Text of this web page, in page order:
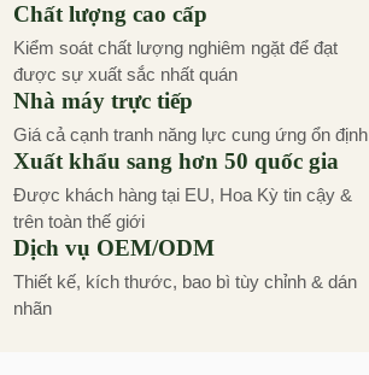
Chất lượng cao cấp
Kiểm soát chất lượng nghiêm ngặt để đạt
được sự xuất sắc nhất quán
Nhà máy trực tiếp
Giá cả cạnh tranh năng lực cung ứng ổn định
Xuất khẩu sang hơn 50 quốc gia
Được khách hàng tại EU, Hoa Kỳ tin cậy &
trên toàn thế giới
Dịch vụ OEM/ODM
Thiết kế, kích thước, bao bì tùy chỉnh & dán
nhãn